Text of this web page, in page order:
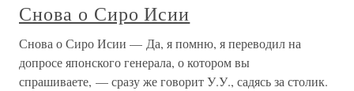
Снова о Сиро Исии
Снова о Сиро Исии — Да, я помню, я переводил на
допросе японского генерала, о котором вы
спрашиваете, — сразу же говорит У.У., садясь за столик.